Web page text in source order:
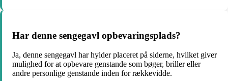
Har denne sengegavl opbevaringsplads?
Ja, denne sengegavl har hylder placeret på siderne, hvilket giver
mulighed for at opbevare genstande som bøger, briller eller
andre personlige genstande inden for rækkevidde.